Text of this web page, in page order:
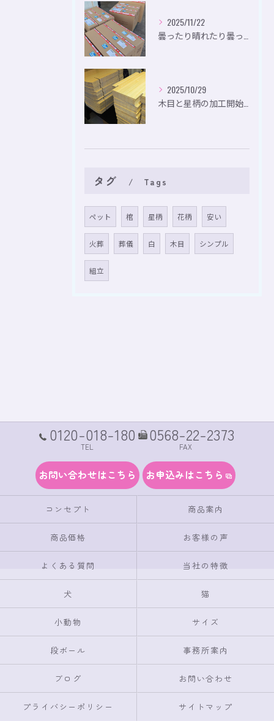
2025/11/22
2025/10/29
タグ Tags
ペット 棺 星柄 花柄 安い
火葬 葬儀 白 木目 シンプル
組立
0120-018-180
TEL
0568-22-2373
FAX
お問い合わせはこちら お申込みはこちら
コンセプト 商品案内
商品価格 お客様の声
よくある質問 当社の特徴
犬 猫
小動物 サイズ
段ボール 事務所案内
ブログ お問い合わせ
プライバシーポリシー サイトマップ